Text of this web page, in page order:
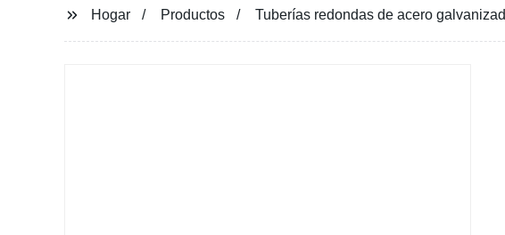
Hogar Productos Tuberías redondas de acero